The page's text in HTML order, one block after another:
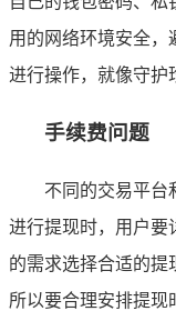
用的网络环境安全，
进行操作，就像守护
手续费问题
不同的交易平台
进行提现时，用户要
的需求选择合适的提
所以要合理安排提现